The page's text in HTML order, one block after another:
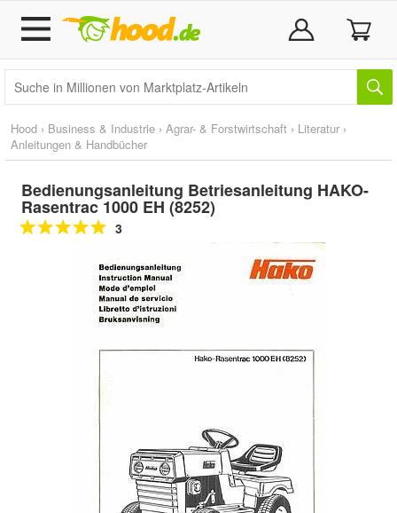
Hood › Business & Industrie › Agrar- & Forstwirtschaft › Literatur ›
Anleitungen & Handbücher
Bedienungsanleitung Betriesanleitung HAKO-
Rasentrac 1000 EH (8252)
3